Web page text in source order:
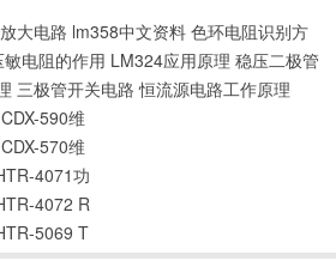
大电路 lm358中文资料 色环电阻识别方
敏电阻的作用 LM324应用原理 稳压二极管
三极管开关电路 恒流源电路工作原理
590维
570维
4071功
4072 R
5069 T